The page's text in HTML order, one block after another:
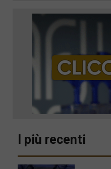
I più recenti